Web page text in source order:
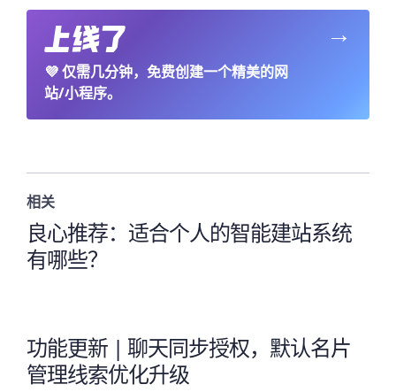
💜仅需几分钟，免费创建一个精美的网
站/小程序。
→
相关
良心推荐：适合个人的智能建站系统
有哪些？
功能更新 | 聊天同步授权，默认名片
管理线索优化升级